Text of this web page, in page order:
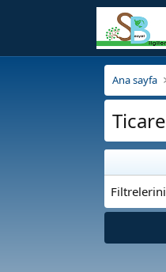
Ana sayfa